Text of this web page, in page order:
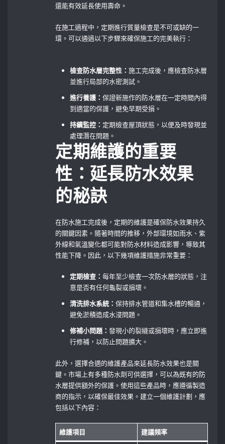
還能有效延長使用壽命。
在施工過程中，定期進行質量檢查是不可或缺的一
環。可以通過以下步驟來確保施工的完美執行：
檢查防水層完整性：施工完成後，應檢查防水層
並進行局部的水密測試。
進行養護：保證新施作的防水層在一定時間內得
到適當的保護，避免早期受損。
持續監控： 定期檢查屋頂狀態，以便及時發現並
處理潛在問題。
定期維護的重要
性：延長防水效果
的秘訣
在防水施工完成後，定期的維護是確保防水效果持久
的關鍵因素。隨著時間的推移，外部環境如雨水、紫
外線和氣溫變化都可能對防水材料造成影響，導致其
性能下降。因此，以下幾項維護措施非常重要：
定期檢查：每年至少檢查一次防水層的狀態，注
意是否有任何龜裂或損壞。
清洗排水系統：保持排水管道和集水槽的暢通，
避免淤積造成水浸問題。
修補小問題：發現小的裂縫或損壞時，應立即進
行修補，以防止問題擴大。
此外，選擇合適的維護產品來延長防水效果也是關
鍵。市場上有多種防水劑可供選擇，可以為既有的防
水層提供額外的保護。使用這些產品時，應遵循製造
商的指示，以確保最佳效果。建立一個維護計劃，應
包括以下內容：
維護項目 建議頻率